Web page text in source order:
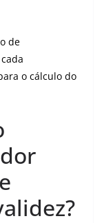
de
o cálculo do